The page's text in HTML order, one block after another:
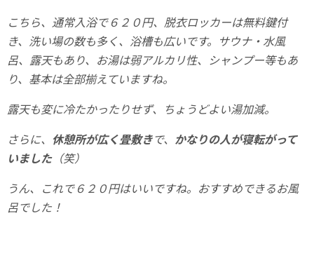
こちら、通常入浴で６２０円、脱衣ロッカーは無料鍵付
き、洗い場の数も多く、浴槽も広いです。サウナ・水風
呂、露天もあり、お湯は弱アルカリ性、シャンプー等もあ
り、基本は全部揃えていますね。
露天も変に冷たかったりせず、ちょうどよい湯加減。
さらに、 休憩所が広く畳敷きで、 かなりの人が寝転がって
いました（笑）
うん、これで６２０円はいいですね。おすすめできるお風
呂でした！